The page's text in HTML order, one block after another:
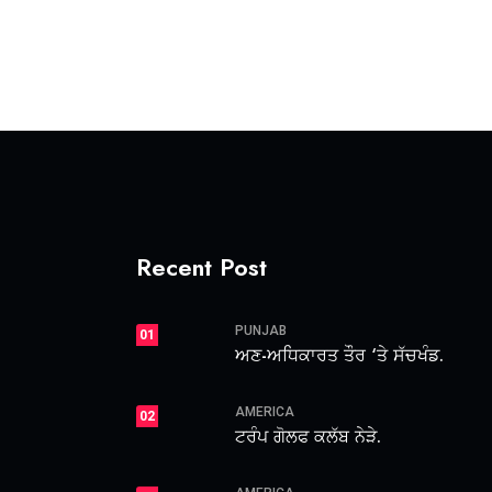
Recent Post
01 PUNJAB
ਅਣ-ਅਧਿਕਾਰਤ ਤੌਰ ‘ਤੇ ਸੱਚਖੰਡ.
02 AMERICA
ਟਰੰਪ ਗੋਲਫ ਕਲੱਬ ਨੇੜੇ.